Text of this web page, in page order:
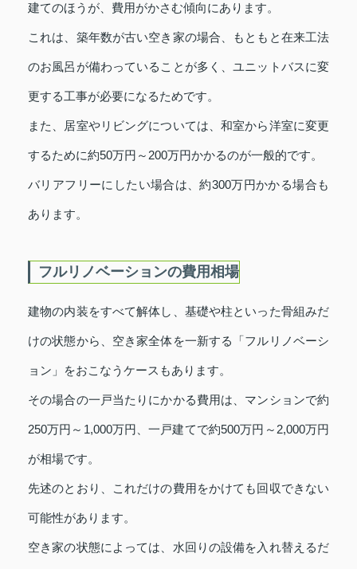
建てのほうが、費用がかさむ傾向にあります。
これは、築年数が古い空き家の場合、もともと在来工法
のお風呂が備わっていることが多く、ユニットバスに変
更する工事が必要になるためです。
また、居室やリビングについては、和室から洋室に変更
するために約50万円～200万円かかるのが一般的です。
バリアフリーにしたい場合は、約300万円かかる場合も
あります。
フルリノベーションの費用相場
建物の内装をすべて解体し、基礎や柱といった骨組みだ
けの状態から、空き家全体を一新する「フルリノベーシ
ョン」をおこなうケースもあります。
その場合の一戸当たりにかかる費用は、マンションで約
250万円～1,000万円、一戸建てで約500万円～2,000万円
が相場です。
先述のとおり、これだけの費用をかけても回収できない
可能性があります。
空き家の状態によっては、水回りの設備を入れ替えるだ